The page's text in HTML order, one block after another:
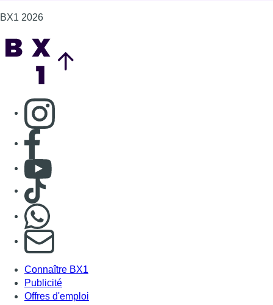
BX1 2026
Consulter page Instagram
Consulter page Facebook
Consulter Youtube
Consulter TikTok
S'abonner à notre newsletter
Connaître BX1
Publicité
Offres d'emploi